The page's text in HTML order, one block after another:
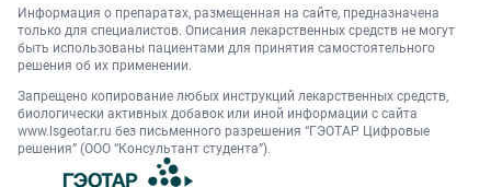
Информация о препаратах, размещенная на сайте, предназначена
только для специалистов. Описания лекарственных средств не могут
быть использованы пациентами для принятия самостоятельного
решения об их применении.
Запрещено копирование любых инструкций лекарственных средств,
биологически активных добавок или иной информации с сайта
www.lsgeotar.ru без письменного разрешения “ГЭОТАР Цифровые
решения” (ООО “Консультант студента”).